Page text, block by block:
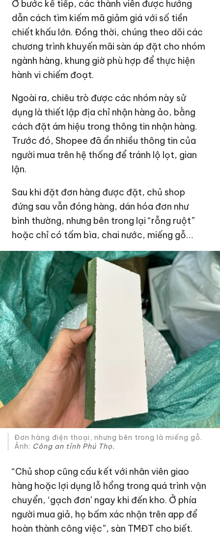
Ở bước kế tiếp, các thành viên được hướng
dẫn cách tìm kiếm mã giảm giá với số tiền
chiết khấu lớn. Đồng thời, chúng theo dõi các
chương trình khuyến mãi sàn áp đặt cho nhóm
ngành hàng, khung giờ phù hợp để thực hiện
hành vi chiếm đoạt.
Ngoài ra, chiêu trò được các nhóm này sử
dụng là thiết lập địa chỉ nhận hàng ảo, bằng
cách đặt ám hiệu trong thông tin nhận hàng.
Trước đó, Shopee đã ẩn nhiều thông tin của
người mua trên hệ thống để tránh lộ lọt, gian
lận.
Sau khi đặt đơn hàng được đặt, chủ shop
đứng sau vẫn đóng hàng, dán hóa đơn như
bình thường, nhưng bên trong lại “rỗng ruột”
hoặc chỉ có tấm bìa, chai nước, miếng gỗ…
Đơn hàng điện thoại, nhưng bên trong là miếng gỗ.
Ảnh: Công an tỉnh Phú Thọ.
“Chủ shop cũng cấu kết với nhân viên giao
hàng hoặc lợi dụng lỗ hổng trong quá trình vận
chuyển, ‘gạch đơn’ ngay khi đến kho. Ở phía
người mua giả, họ bấm xác nhận trên app để
hoàn thành công việc”, sàn TMĐT cho biết.